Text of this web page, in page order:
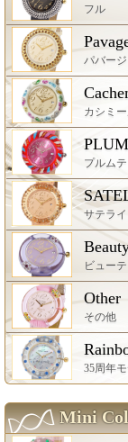
フル
パバージ
カシミ
プルムテ
サテライ
ビュー
Other
その他
35周年
Mini